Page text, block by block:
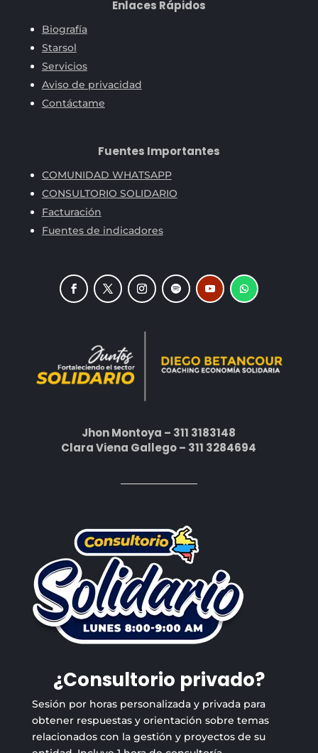
Enlaces Rápidos
Biografía
Starsol
Servicios
Aviso de privacidad
Contáctame
Fuentes Importantes
COMUNIDAD WHATSAPP
CONSULTORIO SOLIDARIO
Facturación
Fuentes de indicadores
Jhon Montoya – 311 3183148
Clara Viena Gallego – 311 3284694
¿Consultorio privado?
Sesión por horas personalizada y privada para
obtener respuestas y orientación sobre temas
relacionados con la gestión y proyectos de su